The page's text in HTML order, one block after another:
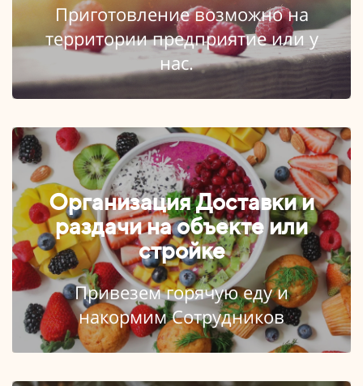
Приготовление возможно на
территории предприятие или у
нас.
Организация Доставки и
раздачи на объекте или
стройке
Привезем горячую еду и
накормим Сотрудников